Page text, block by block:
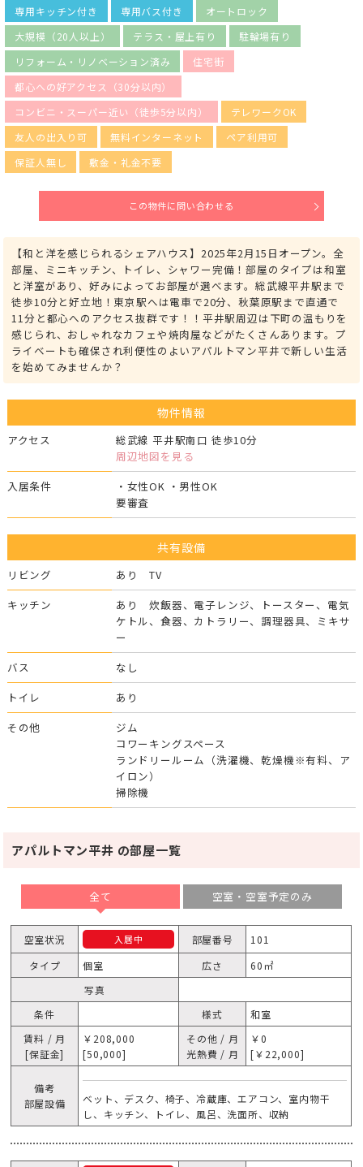
専用キッチン付き
専用バス付き
オートロック
大規模（20人以上）
テラス・屋上有り
駐輪場有り
リフォーム・リノベーション済み
住宅街
都心への好アクセス（30分以内）
コンビニ・スーパー近い（徒歩5分以内）
テレワークOK
友人の出入り可
無料インターネット
ペア利用可
保証人無し
敷金・礼金不要
この物件に問い合わせる
【和と洋を感じられるシェアハウス】2025年2月15日オープン。全
部屋、ミニキッチン、トイレ、シャワー完備！部屋のタイプは和室
と洋室があり、好みによってお部屋が選べます。総武線平井駅まで
徒歩10分と好立地！東京駅へは電車で20分、秋葉原駅まで直通で
11分と都心へのアクセス抜群です！！平井駅周辺は下町の温もりを
感じられ、おしゃれなカフェや焼肉屋などがたくさんあります。プ
ライベートも確保され利便性のよいアパルトマン平井で新しい生活
を始めてみませんか？
物件情報
アクセス
総武線 平井駅南口 徒歩10分
周辺地図を見る
入居条件
・女性OK ・男性OK
要審査
共有設備
リビング
あり TV
キッチン
あり 炊飯器、電子レンジ、トースター、電気
ケトル、食器、カトラリー、調理器具、ミキサ
ー
バス
なし
トイレ
あり
その他
ジム
コワーキングスペース
ランドリールーム（洗濯機、乾燥機※有料、ア
イロン）
掃除機
アパルトマン平井 の部屋一覧
全て 空室・空室予定のみ
空室状況 入居中 部屋番号
101
タイプ
個室 広さ
60㎡
写真
条件
様式
和室
賃料 / 月
[保証金]
￥208,000
[50,000]
その他 / 月
光熱費 / 月
￥0
[￥22,000]
備考
部屋設備
ベット、デスク、椅子、冷蔵庫、エアコン、室内物干
し、キッチン、トイレ、風呂、洗面所、収納